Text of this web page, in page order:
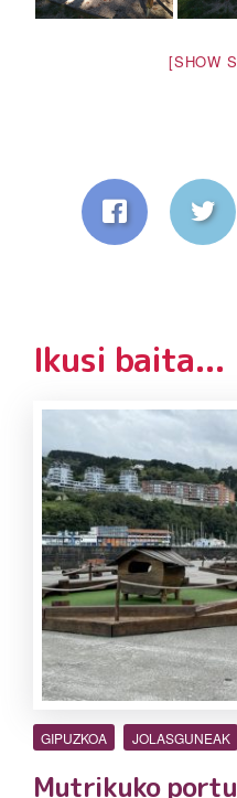
[SHOW
Ikusi baita...
GIPUZKOA JOLASGUNEAK
Mutrikuko